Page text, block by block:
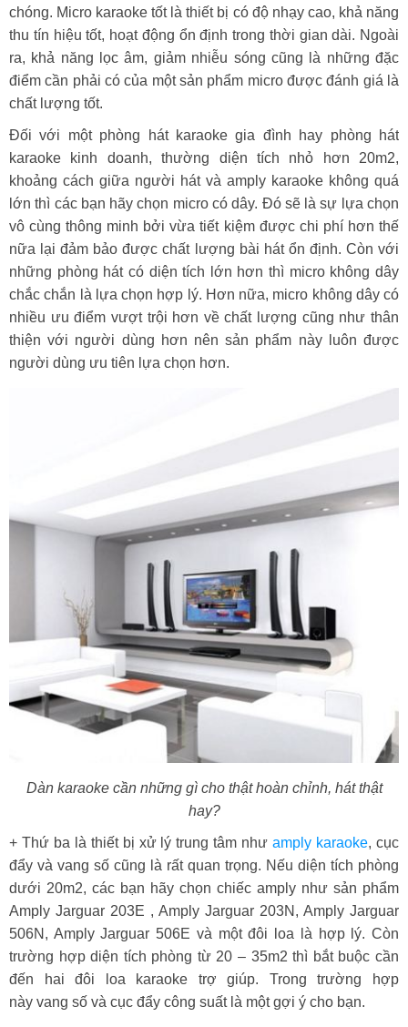
chóng. Micro karaoke tốt là thiết bị có độ nhạy cao, khả năng
thu tín hiệu tốt, hoạt động ổn định trong thời gian dài. Ngoài
ra, khả năng lọc âm, giảm nhiễu sóng cũng là những đặc
điểm cần phải có của một sản phẩm micro được đánh giá là
chất lượng tốt.
Đối với một phòng hát karaoke gia đình hay phòng hát
karaoke kinh doanh, thường diện tích nhỏ hơn 20m2,
khoảng cách giữa người hát và amply karaoke không quá
lớn thì các bạn hãy chọn micro có dây. Đó sẽ là sự lựa chọn
vô cùng thông minh bởi vừa tiết kiệm được chi phí hơn thế
nữa lại đảm bảo được chất lượng bài hát ổn định. Còn với
những phòng hát có diện tích lớn hơn thì micro không dây
chắc chắn là lựa chọn hợp lý. Hơn nữa, micro không dây có
nhiều ưu điểm vượt trội hơn về chất lượng cũng như thân
thiện với người dùng hơn nên sản phẩm này luôn được
người dùng ưu tiên lựa chọn hơn.
Dàn karaoke cần những gì cho thật hoàn chỉnh, hát thật
hay?
+ Thứ ba là thiết bị xử lý trung tâm nhưamply karaoke, cục
đẩy và vang số cũng là rất quan trọng. Nếu diện tích phòng
dưới 20m2, các bạn hãy chọn chiếc amply như sản phẩm
Amply Jarguar 203E , Amply Jarguar 203N, Amply Jarguar
506N, Amply Jarguar 506E và một đôi loa là hợp lý. Còn
trường hợp diện tích phòng từ 20 – 35m2 thì bắt buộc cần
đến hai đôi loa karaoke trợ giúp. Trong trường hợp
này vang số và cục đẩy công suất là một gợi ý cho bạn.